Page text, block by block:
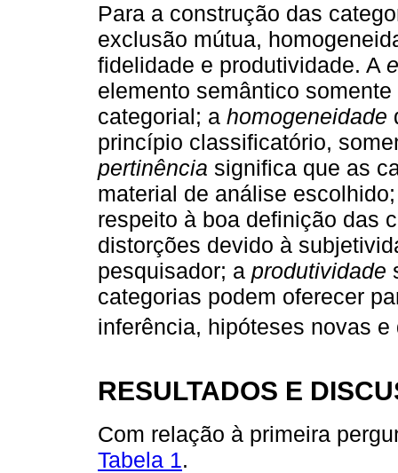
Para a construção das
exclusão mútua,
fidelidade e produtividade. A
elemento semântico
categorial; a homogeneidade
princípio classificatório,
pertinência significa que as
material de análise
respeito à boa definição das
distorções devido à
pesquisador; a produtividade
categorias podem oferecer
inferência, hipóteses novas e
RESULTADOS E
Com relação à primeira
Tabela 1.